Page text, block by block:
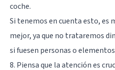
coche.
Si tenemos en cuenta esto, es
mejor, ya que no trataremos
si fuesen personas o
8. Piensa que la atención es